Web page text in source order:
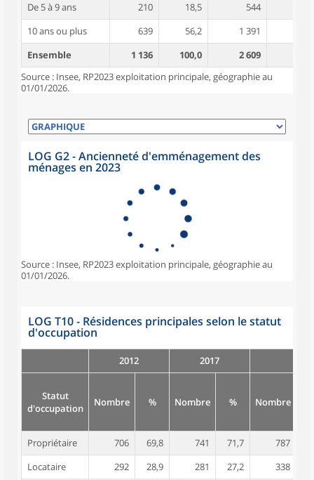
De 5 à 9 ans
210 18,5 544
10 ans ou plus
639 56,2 1 391
Ensemble
1 136 100,0 2 609
Source : Insee, RP2023 exploitation principale, géographie au
01/01/2026.
LOG G2 - Ancienneté d'emménagement des
ménages en 2023
Source : Insee, RP2023 exploitation principale, géographie au
01/01/2026.
LOG T10 - Résidences principales selon le statut
d'occupation
2012 2017
Statut
d'occupation
Nombre % Nombre % Nombre
Propriétaire 706 69,8 741 71,7 787
Locataire
292 28,9 281 27,2 338